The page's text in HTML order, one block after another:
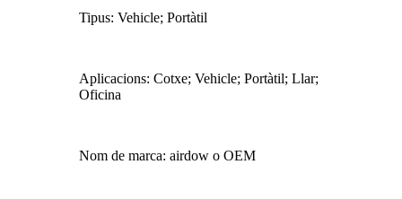
Tipus: Vehicle; Portàtil
Aplicacions: Cotxe; Vehicle; Portàtil; Llar;
Oficina
Nom de marca: airdow o OEM